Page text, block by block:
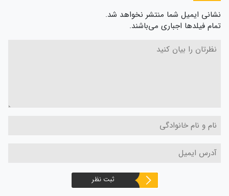
نشانی ایمیل شما منتشر نخواهد شد.
تمام فیلدها اجباری می‌باشند.
ثبت نظر